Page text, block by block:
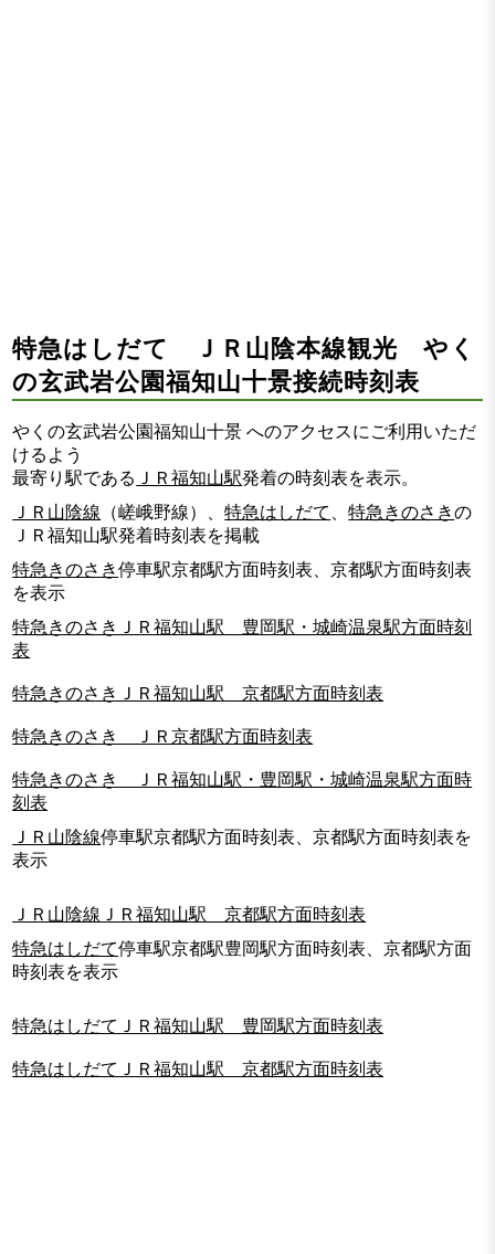
特急はしだて ＪＲ山陰本線観光 やく
の玄武岩公園福知山十景接続時刻表
やくの玄武岩公園福知山十景 へのアクセスにご利用いただ
けるよう
最寄り駅である ＪＲ福知山駅発着の時刻表を表示。
ＪＲ山陰線 （嵯峨野線）、特急はしだて 、特急きのさきの
ＪＲ福知山駅発着時刻表を掲載
特急きのさき停車駅京都駅方面時刻表、京都駅方面時刻表
を表示
特急きのさきＪＲ福知山駅 豊岡駅・城崎温泉駅方面時刻
表
特急きのさきＪＲ福知山駅 京都駅方面時刻表
特急きのさき ＪＲ京都駅方面時刻表
特急きのさき ＪＲ福知山駅・豊岡駅・城崎温泉駅方面時
刻表
ＪＲ山陰線停車駅京都駅方面時刻表、京都駅方面時刻表を
表示
ＪＲ山陰線ＪＲ福知山駅 京都駅方面時刻表
特急はしだて停車駅京都駅豊岡駅方面時刻表、京都駅方面
時刻表を表示
特急はしだてＪＲ福知山駅 豊岡駅方面時刻表
特急はしだてＪＲ福知山駅 京都駅方面時刻表